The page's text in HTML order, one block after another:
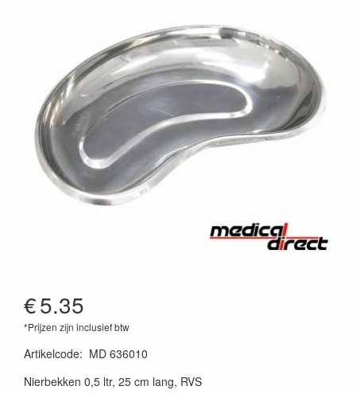
€5.35
*Prijzen zijn inclusief btw
Artikelcode: MD 636010
Nierbekken 0,5 ltr, 25 cm lang, RVS